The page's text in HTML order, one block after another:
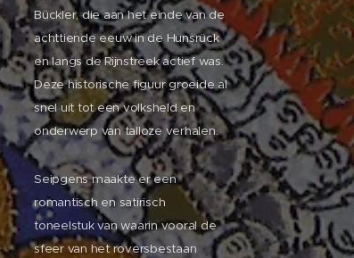
Bückler, die aan het einde van de
achttiende eeuw in de Hunsrück
en langs de Rijnstreek actief was.
Deze historische figuur groeide al
snel uit tot een volksheld en
onderwerp van talloze verhalen.
Seipgens maakte er een
romantisch en satirisch
toneelstuk van waarin vooral de
sfeer van het roversbestaan